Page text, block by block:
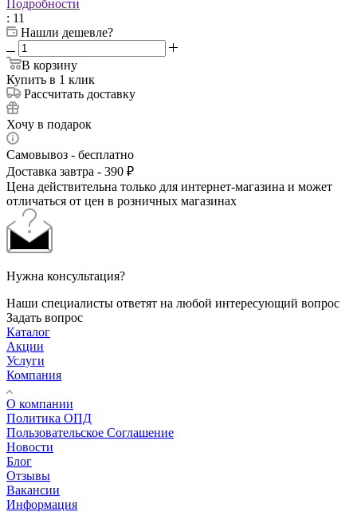
Подробности
: 11
Нашли дешевле?
В корзину
Купить в 1 клик
Рассчитать доставку
Хочу в подарок
Самовывоз - бесплатно
Доставка завтра - 390 ₽
Цена действительна только для интернет-магазина и может
отличаться от цен в розничных магазинах
Нужна консультация?
Наши специалисты ответят на любой интересующий вопрос
Задать вопрос
Каталог
Акции
Услуги
Компания
О компании
Политика ОПД
Пользовательское Соглашение
Новости
Блог
Отзывы
Вакансии
Информация